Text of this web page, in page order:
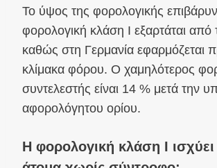
Το ύψος της φορολογικής
φορολογική κλάση I εξαρτάται από
καθώς στη Γερμανία εφαρμόζεται
κλίμακα φόρου. Ο χαμηλότερος
συντελεστής είναι 14 % μετά την
αφορολόγητου ορίου.
Η φορολογική κλάση I